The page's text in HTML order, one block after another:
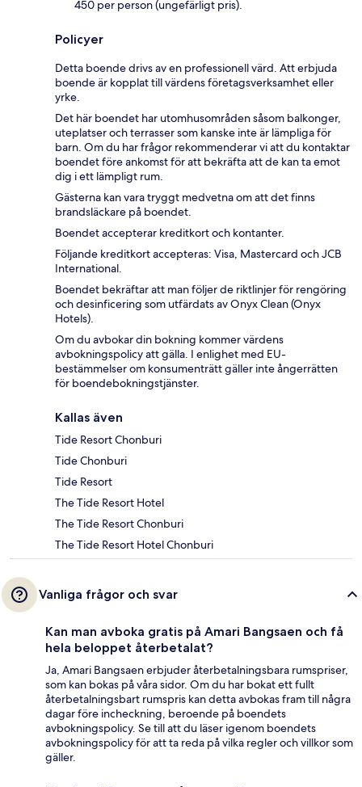
450 per person (ungefärligt pris).
Policyer
Detta boende drivs av en professionell värd. Att erbjuda
boende är kopplat till värdens företagsverksamhet eller
yrke.
Det här boendet har utomhusområden såsom balkonger,
uteplatser och terrasser som kanske inte är lämpliga för
barn. Om du har frågor rekommenderar vi att du kontaktar
boendet före ankomst för att bekräfta att de kan ta emot
dig i ett lämpligt rum.
Gästerna kan vara tryggt medvetna om att det finns
brandsläckare på boendet.
Boendet accepterar kreditkort och kontanter.
Följande kreditkort accepteras: Visa, Mastercard och JCB
International.
Boendet bekräftar att man följer de riktlinjer för rengöring
och desinficering som utfärdats av Onyx Clean (Onyx
Hotels).
Om du avbokar din bokning kommer värdens
avbokningspolicy att gälla. I enlighet med EU-
bestämmelser om konsumenträtt gäller inte ångerrätten
för boendebokningstjänster.
Kallas även
Tide Resort Chonburi
Tide Chonburi
Tide Resort
The Tide Resort Hotel
The Tide Resort Chonburi
The Tide Resort Hotel Chonburi
Vanliga frågor och svar
Kan man avboka gratis på Amari Bangsaen och få
hela beloppet återbetalat?
Ja, Amari Bangsaen erbjuder återbetalningsbara rumspriser,
som kan bokas på våra sidor. Om du har bokat ett fullt
återbetalningsbart rumspris kan detta avbokas fram till några
dagar före incheckning, beroende på boendets
avbokningspolicy. Se till att du läser igenom boendets
avbokningspolicy för att ta reda på vilka regler och villkor som
gäller.